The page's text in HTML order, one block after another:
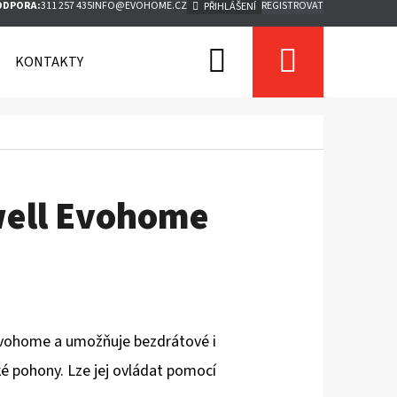
311 257 435INFO@EVOHOME.CZ PŘIHLÁŠENÍ REGISTROVAT
KONTAKTY Hledat
Evohome
a umožňuje bezdrátové i
pohony. Lze jej ovládat pomocí